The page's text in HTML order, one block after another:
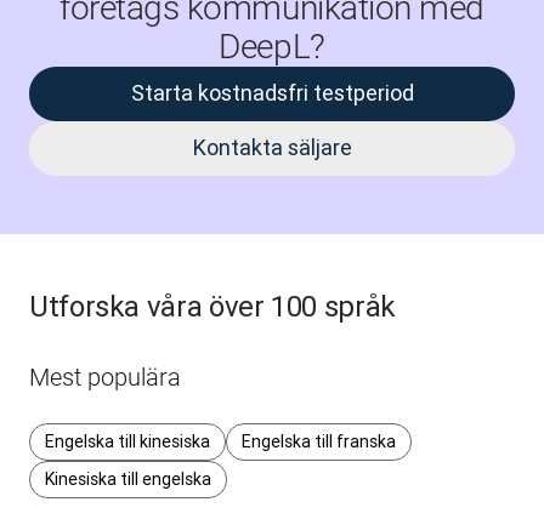
DeepL?
Starta kostnadsfri testperiod
Kontakta säljare
Utforska våra över 100 språk
Mest populära
Engelska till kinesiska
Engelska till franska
Kinesiska till engelska